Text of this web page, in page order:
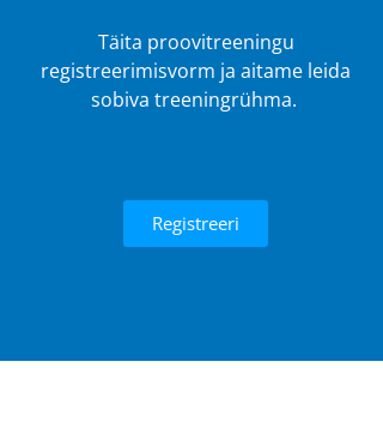
Täita proovitreeningu
registreerimisvorm ja aitame leida
sobiva treeningrühma.
Registreeri